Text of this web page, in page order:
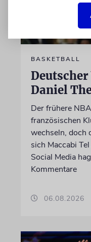
BASKETBALL
Daniel
Der frühere
französischen
wechseln, doch
sich Maccabi
Social Media
Kommentare
06.08.2026